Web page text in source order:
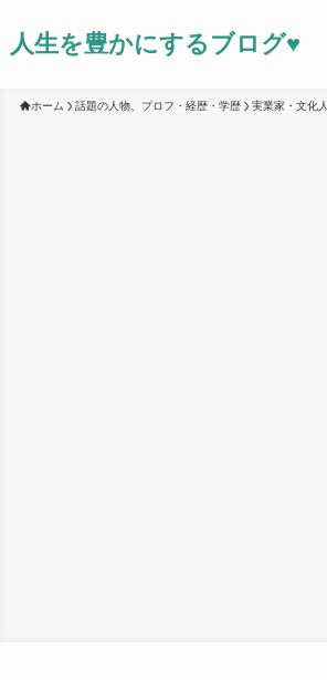
人生を豊かにするブログ♥
ホーム 話題の人物、プロフ・経歴・学歴 実業家・文化人